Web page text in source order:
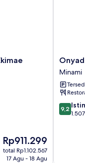
Harga
sekarang
Rp911.299
Rp911.299
total Rp1.102.567
17 Agu - 18 Agu
Onyado
Nono
Namba
Natural
Hot
Spring
Minami
Minami
9.2
dari
9,2